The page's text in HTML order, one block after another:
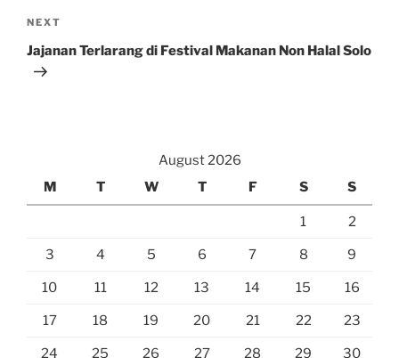
Next
Post
NEXT
Jajanan Terlarang di Festival Makanan Non Halal Solo
August 2026
M
T W T F S S
1 2
3 4 5 6 7 8 9
10 11 12 13 14 15 16
17 18 19 20 21 22 23
24 25 26 27 28 29 30